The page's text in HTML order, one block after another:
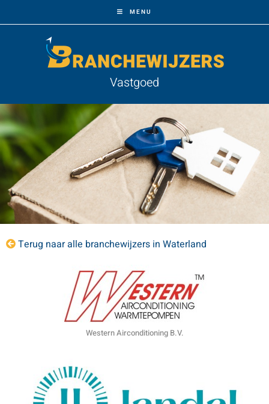
MENU
Vastgoed
Terug naar alle branchewijzers in Waterland
Western Airconditioning B.V.